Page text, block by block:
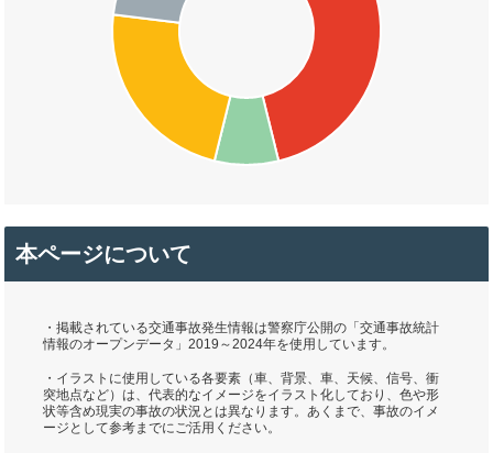
本ページについて
・掲載されている交通事故発生情報は警察庁公開の「交通事故統計
情報のオープンデータ」2019～2024年を使用しています。
・イラストに使用している各要素（車、背景、車、天候、信号、衝
突地点など）は、代表的なイメージをイラスト化しており、色や形
状等含め現実の事故の状況とは異なります。あくまで、事故のイメ
ージとして参考までにご活用ください。